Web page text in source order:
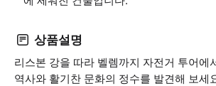
상품설명
리스본 강을 따라 벨렘까지 자전거 투어에
역사와 활기찬 문화의 정수를 발견해 보세